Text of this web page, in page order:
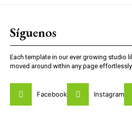
Síguenos
Each template in our ever growing studio
moved around within any page
Facebook Instagram